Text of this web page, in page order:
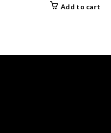
Add to cart